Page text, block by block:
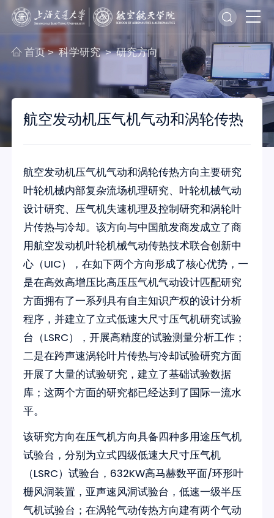
首页 > 科学研究 > 研究方向
航空发动机压气机气动和涡轮传热
航空发动机压气机气动和涡轮传热方向主要研究
叶轮机械内部复杂流场机理研究、叶轮机械气动
设计研究、压气机失速机理及控制研究和涡轮叶
片传热与冷却。该方向与中国航发商发成立了商
用航空发动机叶轮机械气动传热技术联合创新中
心（UIC），在如下两个方向形成了核心优势，一
是在高效高增压比高压压气机气动设计匹配研究
方面拥有了一系列具有自主知识产权的设计分析
程序，并建立了立式低速大尺寸压气机研究试验
台（LSRC），开展高精度的试验测量分析工作；
二是在跨声速涡轮叶片传热与冷却试验研究方面
开展了大量的试验研究，建立了基础试验数据
库；这两个方面的研究都已经达到了国际一流水
平。
该研究方向在压气机方向具备四种多用途压气机
试验台，分别为立式四级低速大尺寸压气机
（LSRC）试验台，632KW高马赫数平面/环形叶
栅风洞装置，亚声速风洞试验台，低速一级半压
气机试验台；在涡轮气动传热方向建有两个气动